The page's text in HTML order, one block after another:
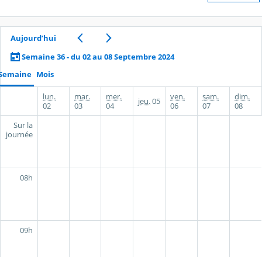
Aujourd’hui
Semaine 36 - du 02 au 08 Septembre 2024
Mois
lun.
02
mar.
03
mer.
04
jeu.05
ven.
06
sam.
07
dim.
08
Sur la
journée
08h
09h